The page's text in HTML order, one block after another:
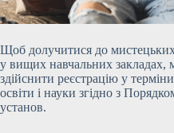
Щоб долучитися до мистецьких
у вищих навчальних закладах,
здійснити реєстрацію у
освіти і науки згідно з
установ.